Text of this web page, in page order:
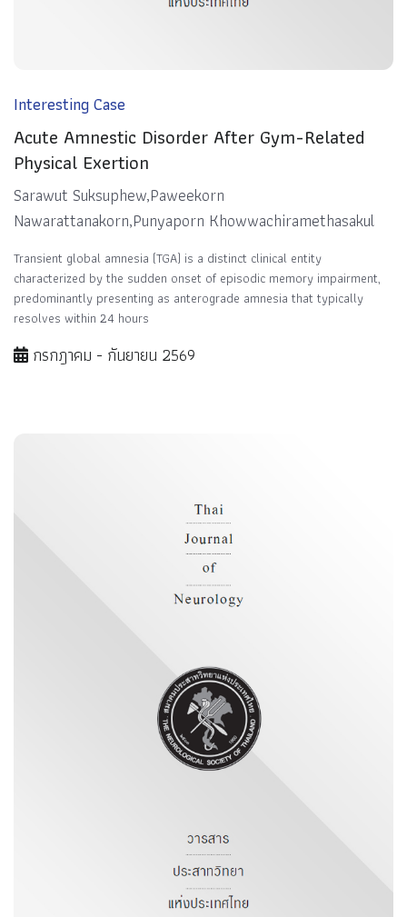
Interesting Case
Acute Amnestic Disorder After Gym-Related
Physical Exertion
Sarawut Suksuphew,Paweekorn
Nawarattanakorn,Punyaporn Khowwachiramethasakul
Transient global amnesia (TGA) is a distinct clinical entity
characterized by the sudden onset of episodic memory impairment,
predominantly presenting as anterograde amnesia that typically
resolves within 24 hours
กรกฎาคม - กันยายน 2569